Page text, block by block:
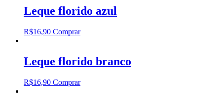
Leque florido azul
R$16,90 Comprar
Leque florido branco
R$16,90 Comprar